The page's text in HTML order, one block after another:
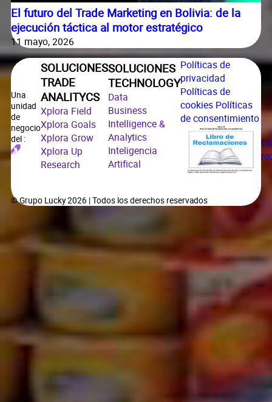
El futuro del Trade Marketing en Bolivia: de la
ejecución táctica al motor estratégico
11 mayo, 2026
Una
unidad
de
negocio
del :
SOLUCIONES
TRADE
ANALITYCS
Xplora Field
Xplora Goals
Xplora Grow
Xplora Up
Research
SOLUCIONES
TECHNOLOGY
Data
Business
Intelligence &
Analytics
Inteligencia
Artifical
Políticas de
privacidad
Políticas de
cookies Políticas
de consentimiento
© Grupo Lucky 2026 | Todos los derechos reservados